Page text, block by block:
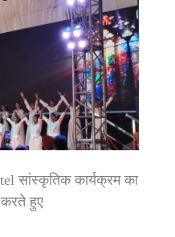
सांस्कृतिक कार्यक्रम का
हुए